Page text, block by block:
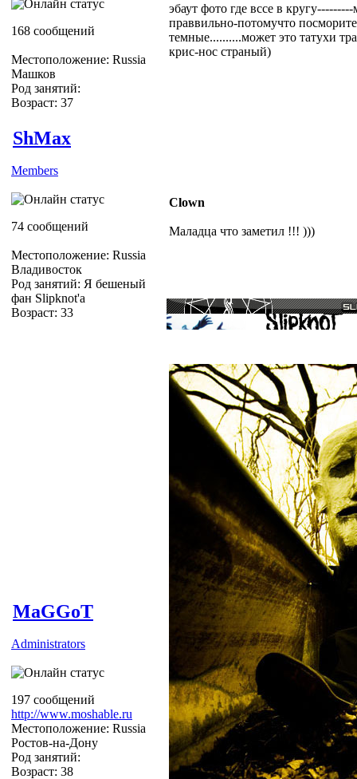
168 сообщений
Местоположение: Russia
Машков
Род занятий:
Возраст: 37
эбаут фото где вссе в
праввильно-потомучто
темные..........может это татухи
крис-нос страный)
ShMax
Members
74 сообщений
Местоположение: Russia
Владивосток
Род занятий: Я бешеный
фан Slipknot'a
Возраст: 33
Clown
Маладца что заметил !!! )))
MaGGoT
Administrators
197 сообщений
http://www.moshable.ru
Местоположение: Russia
Ростов-на-Дону
Род занятий:
Возраст: 38